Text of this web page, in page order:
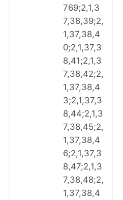
769;2,1,3
7,38,39;2,
1,37,38,4
0;2,1,37,3
8,41;2,1,3
7,38,42;2,
1,37,38,4
3;2,1,37,3
8,44;2,1,3
7,38,45;2,
1,37,38,4
6;2,1,37,3
8,47;2,1,3
7,38,48;2,
1,37,38,4